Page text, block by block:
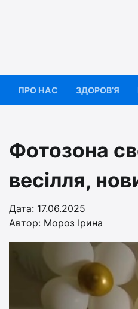
ПРО НАС ЗДОРОВ’Я
Фотозона
весілля,
Дата: 17.06.2025
Автор: Мороз Ірина